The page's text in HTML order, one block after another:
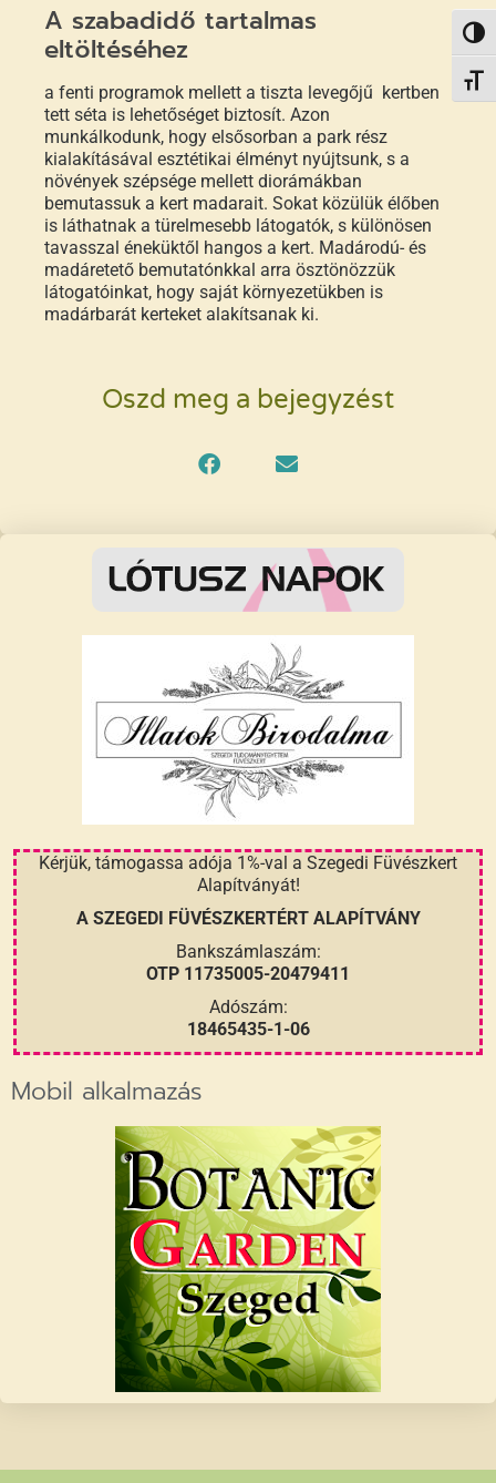
A szabadidő tartalmas
eltöltéséhez
a fenti programok mellett a tiszta levegőjű kertben
tett séta is lehetőséget biztosít. Azon
munkálkodunk, hogy elsősorban a park rész
kialakításával esztétikai élményt nyújtsunk, s a
növények szépsége mellett diorámákban
bemutassuk a kert madarait. Sokat közülük élőben
is láthatnak a türelmesebb látogatók, s különösen
tavasszal éneküktől hangos a kert. Madárodú- és
madáretető bemutatónkkal arra ösztönözzük
látogatóinkat, hogy saját környezetükben is
madárbarát kerteket alakítsanak ki.
Oszd meg a bejegyzést
Kérjük, támogassa adója 1%-val a Szegedi Füvészkert
Alapítványát!
A SZEGEDI FÜVÉSZKERTÉRT ALAPÍTVÁNY
Bankszámlaszám:
OTP 11735005-20479411
Adószám:
18465435-1-06
Mobil alkalmazás